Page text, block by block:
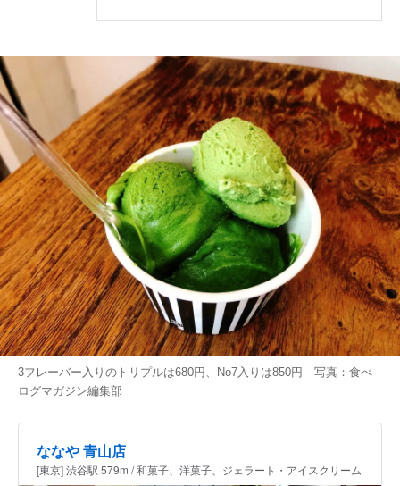
3フレーバー入りのトリプルは680円、No7入りは850円 写真：食べ
ログマガジン編集部
ななや 青山店
[東京] 渋谷駅 579m / 和菓子、洋菓子、ジェラート・アイスクリーム